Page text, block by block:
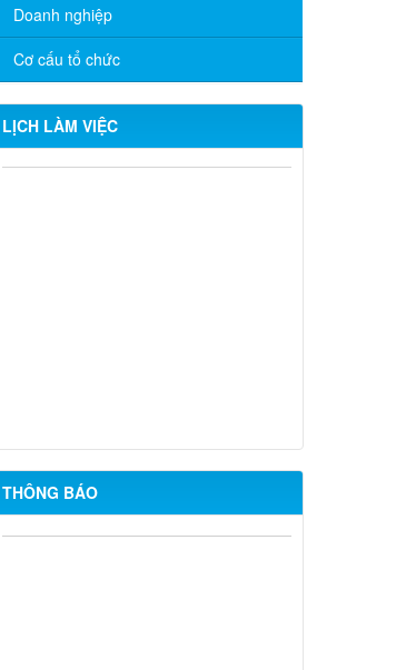
Doanh nghiệp
Cơ cấu tổ chức
LỊCH LÀM VIỆC
Lịch tiếp công dân định kì tháng
THÔNG BÁO
Thông Báo lắp đặt nguồn điện mặt trời
mái nhà tự sản xuất, tự tiêu thụ đấu nối